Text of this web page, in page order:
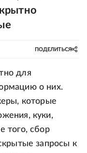
ПОДЕЛИТЬСЯ
для
о них.
которые
куки,
того, сбор
запросы к